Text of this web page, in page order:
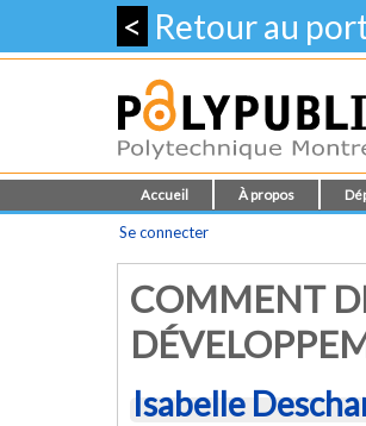
< Retour au
Accueil À propos
Se connecter
COMMENT
Isabelle